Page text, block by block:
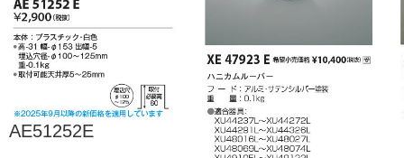
AE51252E